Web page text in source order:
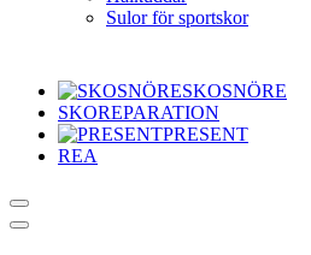
Sulor för sportskor
SKOSNÖRE
SKOREPARATION
PRESENT
REA